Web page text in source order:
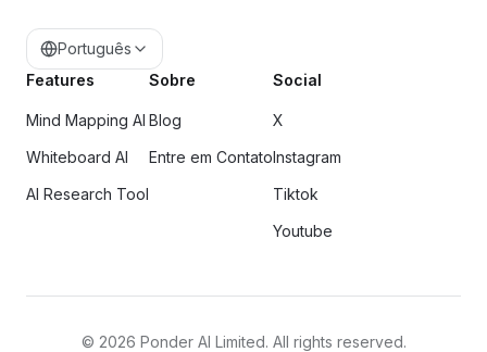
Português
Features
Mind Mapping AI
Whiteboard AI
AI Research Tool
Sobre
Blog
Entre em Contato
Social
X
Instagram
Tiktok
Youtube
© 2026 Ponder AI Limited. All rights reserved.